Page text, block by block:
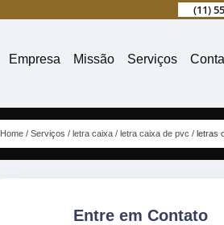
(11)
Empresa Missão Serviços
Home Serviços letra caixa letra caixa de pvc letras
Entre em Contato